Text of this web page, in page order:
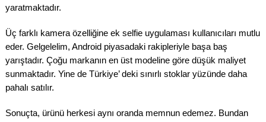
yaratmaktadır.
Üç farklı kamera özelliğine ek selfie uygulaması kullanıcıları mutlu
eder. Gelgelelim, Android piyasadaki rakipleriyle başa baş
yarıştadır. Çoğu markanın en üst modeline göre düşük maliyet
sunmaktadır. Yine de Türkiye’ deki sınırlı stoklar yüzünde daha
pahalı satılır.
Sonuçta, ürünü herkesi aynı oranda memnun edemez. Bundan